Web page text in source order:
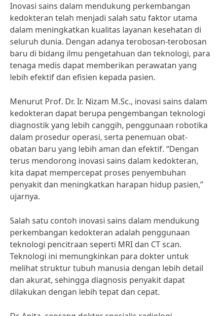
Inovasi sains dalam mendukung perkembangan
kedokteran telah menjadi salah satu faktor utama
dalam meningkatkan kualitas layanan kesehatan di
seluruh dunia. Dengan adanya terobosan-terobosan
baru di bidang ilmu pengetahuan dan teknologi, para
tenaga medis dapat memberikan perawatan yang
lebih efektif dan efisien kepada pasien.
Menurut Prof. Dr. Ir. Nizam M.Sc., inovasi sains dalam
kedokteran dapat berupa pengembangan teknologi
diagnostik yang lebih canggih, penggunaan robotika
dalam prosedur operasi, serta penemuan obat-
obatan baru yang lebih aman dan efektif. “Dengan
terus mendorong inovasi sains dalam kedokteran,
kita dapat mempercepat proses penyembuhan
penyakit dan meningkatkan harapan hidup pasien,”
ujarnya.
Salah satu contoh inovasi sains dalam mendukung
perkembangan kedokteran adalah penggunaan
teknologi pencitraan seperti MRI dan CT scan.
Teknologi ini memungkinkan para dokter untuk
melihat struktur tubuh manusia dengan lebih detail
dan akurat, sehingga diagnosis penyakit dapat
dilakukan dengan lebih tepat dan cepat.